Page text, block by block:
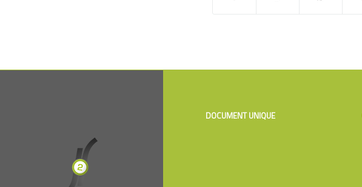
DOCUMENT UNIQUE